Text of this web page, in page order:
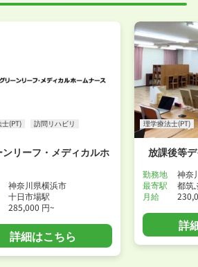
(PT) 訪問リハビリ
ンリーフ・メディカルホ
神奈川県横浜市
十日市場駅
285,000 円~
詳細はこちら
理学療法士(PT)
放課後等
勤務地
神奈
最寄駅
都筑
月給
詳